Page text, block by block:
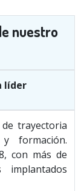
nuestro
líder
trayectoria
formación.
con más de
implantados